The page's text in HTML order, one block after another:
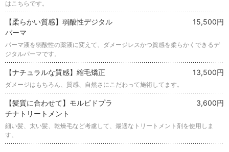
はこちらです。
【柔らかい質感】弱酸性デジタル
パーマ
15,500円
パーマ液を弱酸性の薬液に変えて、ダメージレスかつ質感を柔らかくできるデ
ジタルパーマです。
【ナチュラルな質感】縮毛矯正 13,500円
ダメージはもちろん、質感、自然さにこだわって施術してます。
【髪質に合わせて】モルビドプラ
チナトリートメント
3,600円
細い髪、太い髪、乾燥毛など考慮して、最適なトリートメント剤を使用しま
す。